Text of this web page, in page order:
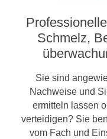
Schmelz,
Sie sind
Nachweise und
ermitteln lassen
verteidigen? Sie
vom Fach und